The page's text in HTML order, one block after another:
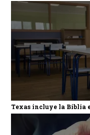
Texas incluye la Biblia